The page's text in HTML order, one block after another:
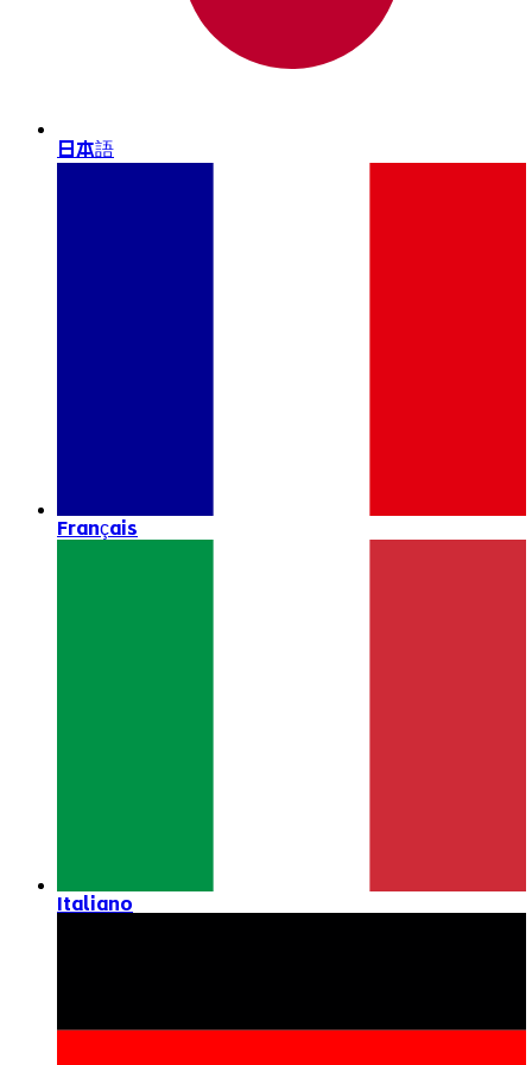
日本語
Français
Italiano